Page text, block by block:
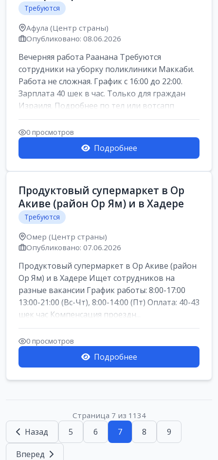
Требуются
Афула (Центр страны)
Опубликовано: 08.06.2026
Вечерняя работа Раанана Требуются
сотрудники на уборку поликлиники Маккаби.
Работа не сложная. График с 16:00 до 22:00.
Зарплата 40 шек в час. Только для граждан
Израиля. Подробнее по тел или вотсапп
0 просмотров
Подробнее
Продуктовый супермаркет в Ор
Акиве (район Ор Ям) и в Хадере
Требуются
Омер (Центр страны)
Опубликовано: 07.06.2026
Продуктовый супермаркет в Ор Акиве (район
Ор Ям) и в Хадере Ищет сотрудников на
разные вакансии График работы: 8:00-17:00
13:00-21:00 (Вс-Чт), 8:00-14:00 (Пт) Оплата: 40-43
шек час Компенсация проездн...
0 просмотров
Подробнее
Страница 7 из 1134
Назад 5 6 7 8 9
Вперед